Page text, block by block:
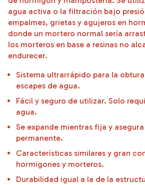
agua activa o la filtración bajo
empalmes, grietas y agujeros en
donde un mortero normal sería
los morteros en base a resinas no
endurecer.
Sistema ultrarrápido para la
escapes de agua.
Fácil y seguro de utilizar. Solo
agua.
Se expande mientras fija y
permanente.
Características similares y gran
hormigones y morteros.
Durabilidad igual a la de la